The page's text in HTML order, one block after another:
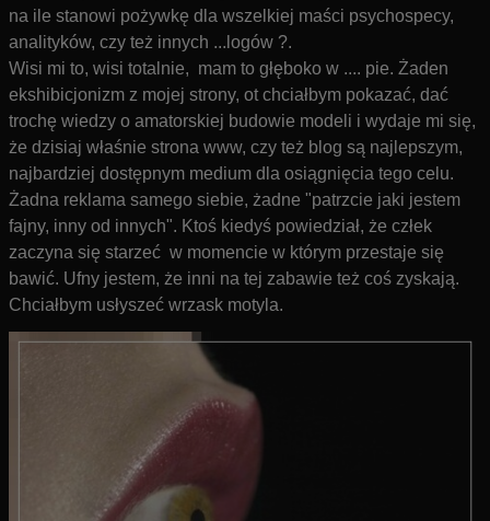
na ile stanowi pożywkę dla wszelkiej maści psychospecy,
analityków, czy też innych ...logów ?.
Wisi mi to, wisi totalnie, mam to głęboko w .... pie. Żaden
ekshibicjonizm z mojej strony, ot chciałbym pokazać, dać
trochę wiedzy o amatorskiej budowie modeli i wydaje mi się,
że dzisiaj właśnie strona www, czy też blog są najlepszym,
najbardziej dostępnym medium dla osiągnięcia tego celu.
Żadna reklama samego siebie, żadne "patrzcie jaki jestem
fajny, inny od innych". Ktoś kiedyś powiedział, że człek
zaczyna się starzeć w momencie w którym przestaje się
bawić. Ufny jestem, że inni na tej zabawie też coś zyskają.
Chciałbym usłyszeć wrzask motyla.